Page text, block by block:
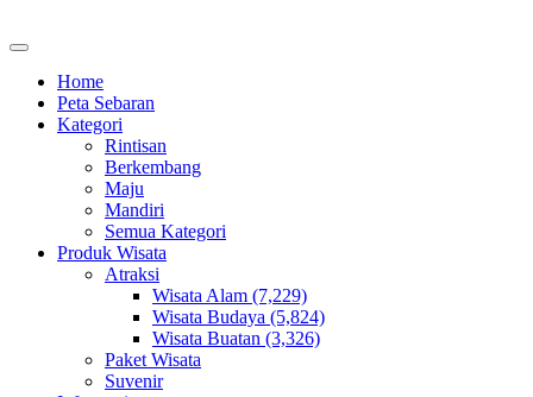
Home
Peta Sebaran
Kategori
Rintisan
Berkembang
Maju
Mandiri
Semua Kategori
Produk Wisata
Atraksi
Wisata Alam (7,229)
Wisata Budaya (5,824)
Wisata Buatan (3,326)
Paket Wisata
Suvenir